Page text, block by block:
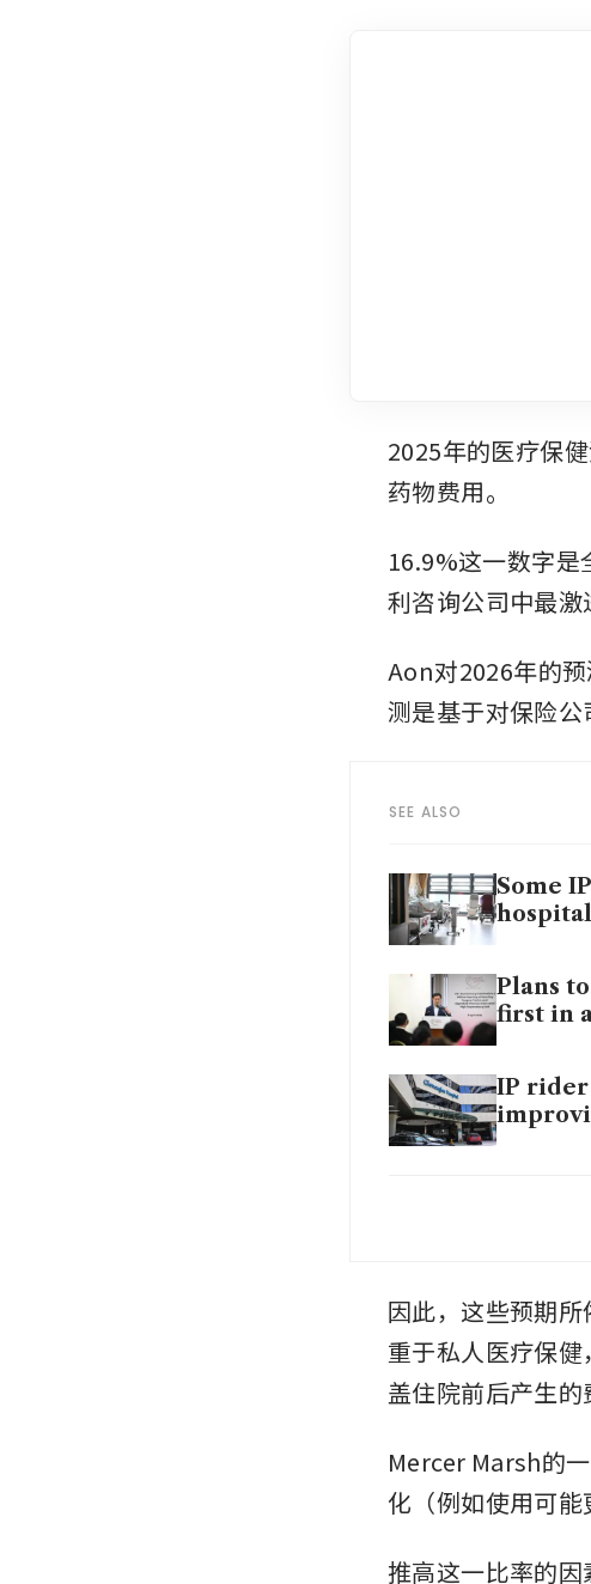
2025年的医疗保
药物费用。
16.9%这一数字是
利咨询公司中最激
Aon对2026年的
测是基于对保险公
SEE ALSO
Some
Plans
first in
IP rider
因此，这些预期
重于私人医疗保
盖住院前后产生的
Mercer Marsh的
化（例如使用可能
推高这一比率的